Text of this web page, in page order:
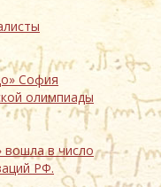
София
олимпиады
вошла в число
РФ.